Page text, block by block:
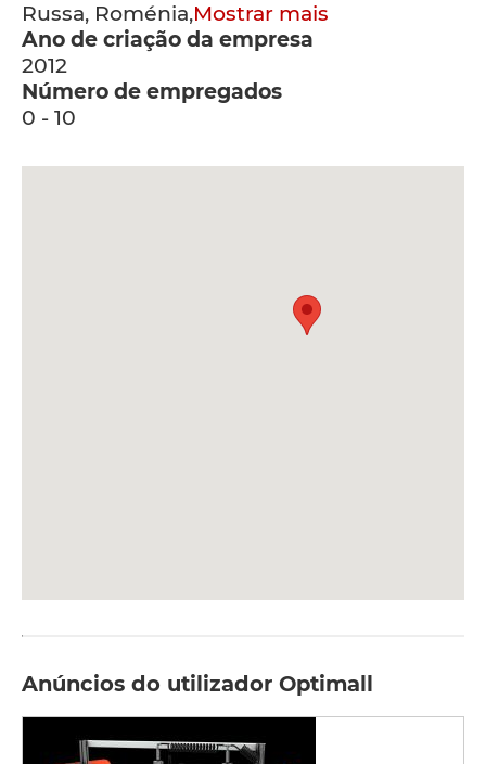
Russa, Roménia,Mostrar mais
Ano de criação da empresa
2012
Número de empregados
0 - 10
Anúncios do utilizador Optimall